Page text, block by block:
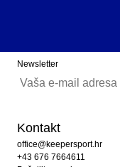
Newsletter
Kontakt
office@keepersport.hr
+43 676 7664611